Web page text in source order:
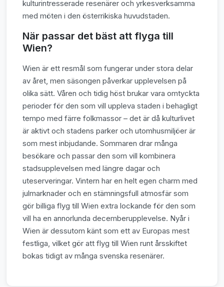
kulturintresserade resenärer och yrkesverksamma
med möten i den österrikiska huvudstaden.
När passar det bäst att flyga till
Wien?
Wien är ett resmål som fungerar under stora delar
av året, men säsongen påverkar upplevelsen på
olika sätt. Våren och tidig höst brukar vara omtyckta
perioder för den som vill uppleva staden i behagligt
tempo med färre folkmassor – det är då kulturlivet
är aktivt och stadens parker och utomhusmiljöer är
som mest inbjudande. Sommaren drar många
besökare och passar den som vill kombinera
stadsupplevelsen med längre dagar och
uteserveringar. Vintern har en helt egen charm med
julmarknader och en stämningsfull atmosfär som
gör billiga flyg till Wien extra lockande för den som
vill ha en annorlunda decemberupplevelse. Nyår i
Wien är dessutom känt som ett av Europas mest
festliga, vilket gör att flyg till Wien runt årsskiftet
bokas tidigt av många svenska resenärer.